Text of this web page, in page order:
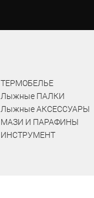
ТЕРМОБЕЛЬЕ
Лыжные ПАЛКИ
Лыжные АКСЕССУАРЫ
МАЗИ И ПАРАФИНЫ
ИНСТРУМЕНТ